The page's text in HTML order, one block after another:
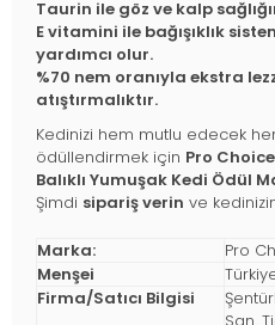
Taurin ile göz ve kalp
E vitamini ile bağışıklık
yardımcı olur.
%70 nem oranıyla ekstra
atıştırmalıktır.
Kedinizi hem mutlu edecek
ödüllendirmek için Pro
Balıklı Yumuşak Kedi Ödül
Şimdi sipariş verin ve
Marka:
Pro
Menşei
Firma/Satıcı Bilgisi